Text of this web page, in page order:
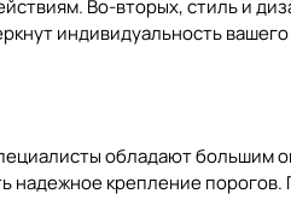
Во-вторых, стиль и
индивидуальность
обладают большим
крепление